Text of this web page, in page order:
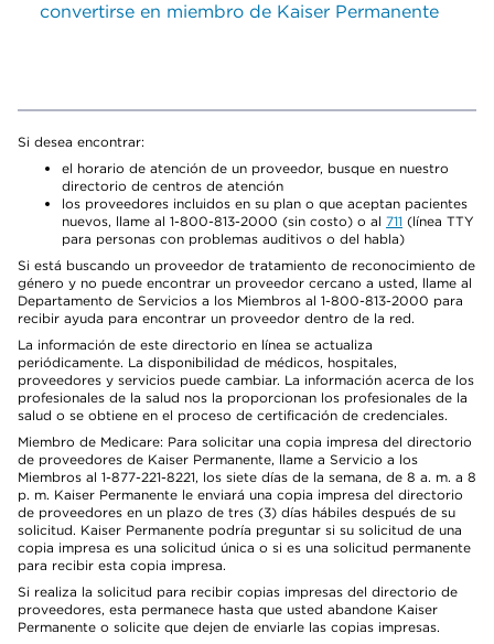
convertirse en miembro de Kaiser Permanente
Si desea encontrar:
el horario de atención de un proveedor, busque en nuestro
directorio de centros de atención
los proveedores incluidos en su plan o que aceptan pacientes
nuevos, llame al 1-800-813-2000 (sin costo) o al 711 (línea TTY
para personas con problemas auditivos o del habla)
Si está buscando un proveedor de tratamiento de reconocimiento de
género y no puede encontrar un proveedor cercano a usted, llame al
Departamento de Servicios a los Miembros al 1-800-813-2000 para
recibir ayuda para encontrar un proveedor dentro de la red.
La información de este directorio en línea se actualiza
periódicamente. La disponibilidad de médicos, hospitales,
proveedores y servicios puede cambiar. La información acerca de los
profesionales de la salud nos la proporcionan los profesionales de la
salud o se obtiene en el proceso de certificación de credenciales.
Miembro de Medicare: Para solicitar una copia impresa del directorio
de proveedores de Kaiser Permanente, llame a Servicio a los
Miembros al 1-877-221-8221, los siete días de la semana, de 8 a. m. a 8
p. m. Kaiser Permanente le enviará una copia impresa del directorio
de proveedores en un plazo de tres (3) días hábiles después de su
solicitud. Kaiser Permanente podría preguntar si su solicitud de una
copia impresa es una solicitud única o si es una solicitud permanente
para recibir esta copia impresa.
Si realiza la solicitud para recibir copias impresas del directorio de
proveedores, esta permanece hasta que usted abandone Kaiser
Permanente o solicite que dejen de enviarle las copias impresas.